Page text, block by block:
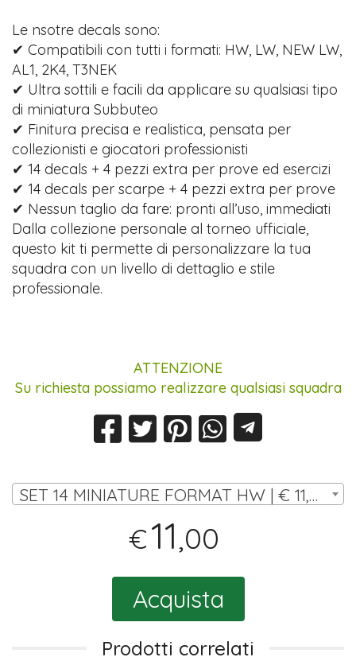
Le nsotre decals sono:
✔ Compatibili con tutti i formati: HW, LW, NEW LW,
AL1, 2K4, T3NEK
✔ Ultra sottili e facili da applicare su qualsiasi tipo
di miniatura Subbuteo
✔ Finitura precisa e realistica, pensata per
collezionisti e giocatori professionisti
✔ 14 decals + 4 pezzi extra per prove ed esercizi
✔ 14 decals per scarpe + 4 pezzi extra per prove
✔ Nessun taglio da fare: pronti all’uso, immediati
Dalla collezione personale al torneo ufficiale,
questo kit ti permette di personalizzare la tua
squadra con un livello di dettaglio e stile
professionale.
ATTENZIONE
Su richiesta possiamo realizzare qualsiasi squadra
SET 14 MINIATURE FORMAT HW | € 11,00
€11,00
Acquista
Prodotti correlati